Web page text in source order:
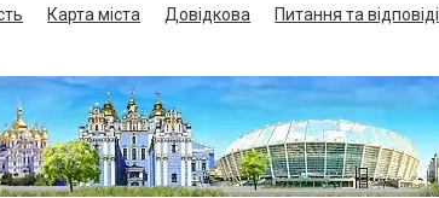
Карта міста Довідкова Питання та відповіді